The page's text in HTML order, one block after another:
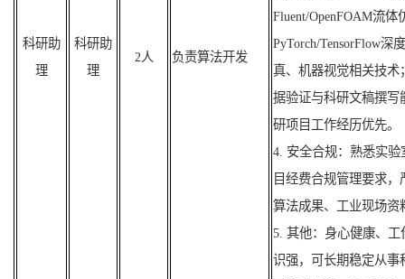
科研助
理
科研助
理
2人 负责算法开发
Fluent/OpenFOAM流
PyTorch/TensorFlow深
真、机器视觉相关技
据验证与科研文稿撰
研项目工作经历优先。
4. 安全合规：熟悉实
目经费合规管理要求
算法成果、工业现场资
5. 其他：身心健康、
识强，可长期稳定从